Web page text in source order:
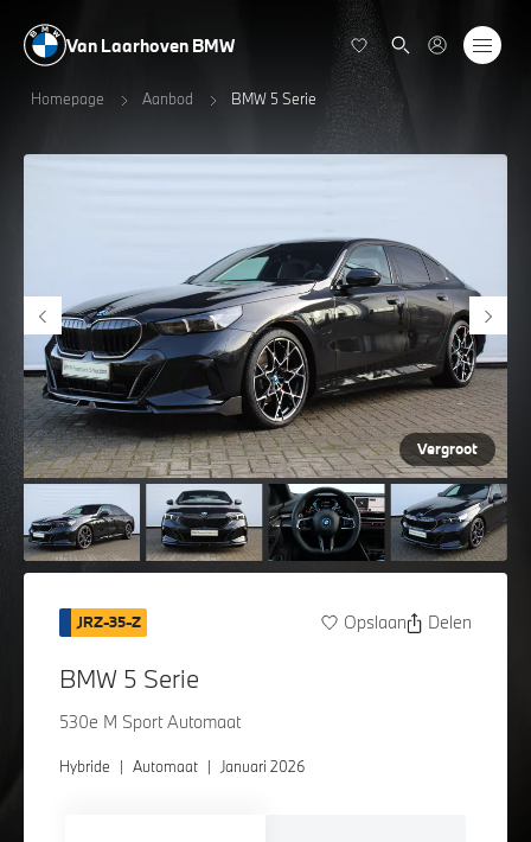
Van Laarhoven BMW
Homepage Aanbod BMW 5 Serie
Vergroot
JRZ-35-Z Opslaan Delen
BMW 5 Serie
530e M Sport Automaat
Hybride | Automaat | Januari 2026